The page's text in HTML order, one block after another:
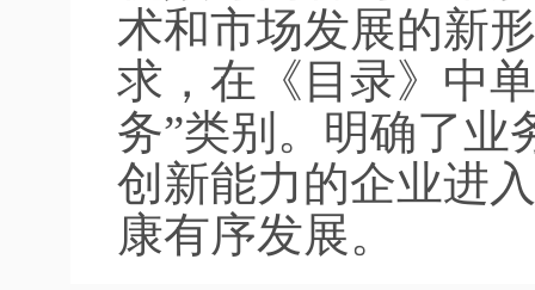
术和市场发展的新
求，在《目录》中
务”类别。明确了业
创新能力的企业进
康有序发展。